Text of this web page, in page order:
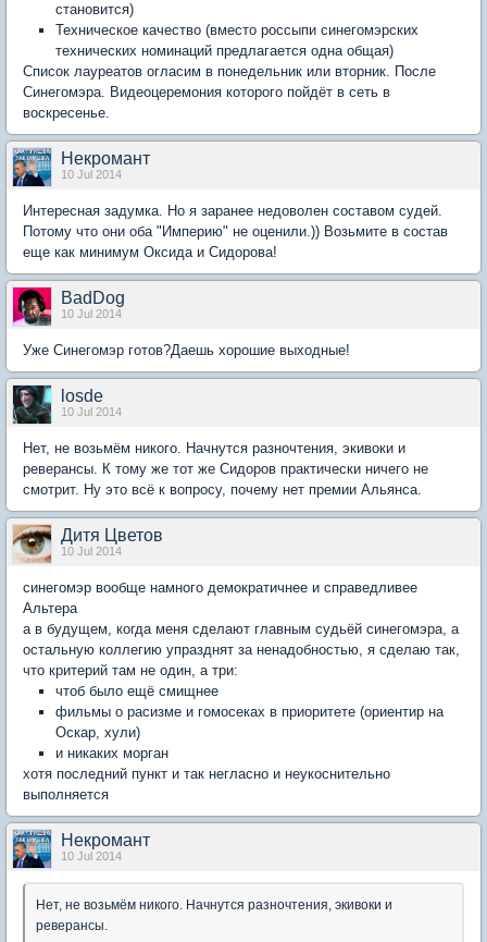
становится)
Техническое качество (вместо россыпи синегомэрских
технических номинаций предлагается одна общая)
Список лауреатов огласим в понедельник или вторник. После
Синегомэра. Видеоцеремония которого пойдёт в сеть в
воскресенье.
Некромант
10 Jul 2014
Интересная задумка. Но я заранее недоволен составом судей.
Потому что они оба "Империю" не оценили.)) Возьмите в состав
еще как минимум Оксида и Сидорова!
BadDog
10 Jul 2014
Уже Синегомэр готов?Даешь хорошие выходные!
losde
10 Jul 2014
Нет, не возьмём никого. Начнутся разночтения, экивоки и
реверансы. К тому же тот же Сидоров практически ничего не
смотрит. Ну это всё к вопросу, почему нет премии Альянса.
Дитя Цветов
10 Jul 2014
синегомэр вообще намного демократичнее и справедливее
Альтера
а в будущем, когда меня сделают главным судьёй синегомэра, а
остальную коллегию упразднят за ненадобностью, я сделаю так,
что критерий там не один, а три:
чтоб было ещё смищнее
фильмы о расизме и гомосеках в приоритете (ориентир на
Оскар, хули)
и никаких морган
хотя последний пункт и так негласно и неукоснительно
выполняется
Некромант
10 Jul 2014
Нет, не возьмём никого. Начнутся разночтения, экивоки и
реверансы.